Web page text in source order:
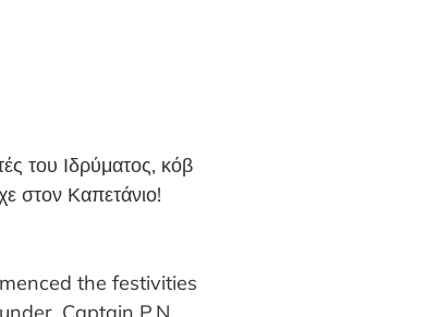
του Ιδρύματος, κόβ
στον Καπετάνιο!
the festivities